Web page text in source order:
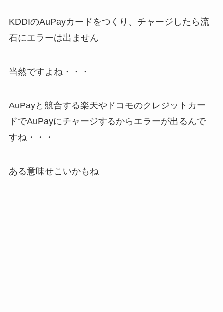
KDDIのAuPayカードをつくり、チャージしたら流
石にエラーは出ません
当然ですよね・・・
AuPayと競合する楽天やドコモのクレジットカー
ドでAuPayにチャージするからエラーが出るんで
すね・・・
ある意味せこいかもね